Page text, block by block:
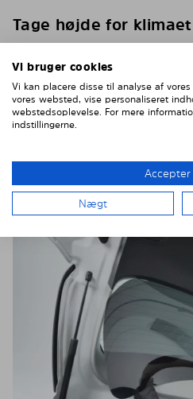
Tage højde for
meste af året, er det
af høj kvalitet. Du risikerer
bobler op i varmen. Bor du
mere markante årstider, kan
forsvinder sidst på
Moderne GDS-Toning som
Vi bruger cookies
Vi kan placere disse til analyse af
vores websted, vise personaliseret
webstedsoplevelse. For mere
indstillingerne.
Accepter
Nægt